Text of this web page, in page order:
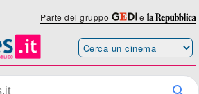
Parte del gruppo e